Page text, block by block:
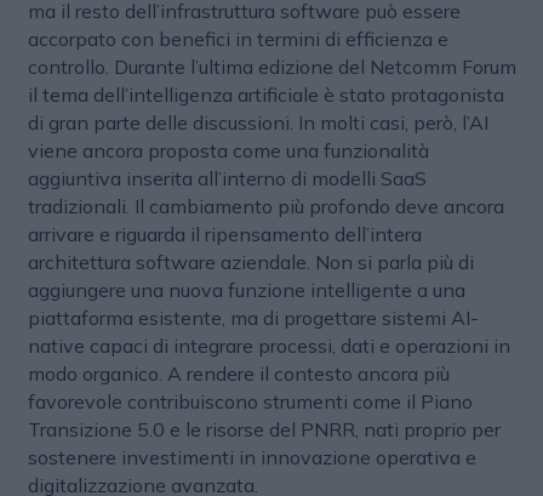
ma il resto dell’infrastruttura software può essere
accorpato con benefici in termini di efficienza e
controllo. Durante l’ultima edizione del Netcomm Forum
il tema dell’intelligenza artificiale è stato protagonista
di gran parte delle discussioni. In molti casi, però, l’AI
viene ancora proposta come una funzionalità
aggiuntiva inserita all’interno di modelli SaaS
tradizionali. Il cambiamento più profondo deve ancora
arrivare e riguarda il ripensamento dell’intera
architettura software aziendale. Non si parla più di
aggiungere una nuova funzione intelligente a una
piattaforma esistente, ma di progettare sistemi AI-
native capaci di integrare processi, dati e operazioni in
modo organico. A rendere il contesto ancora più
favorevole contribuiscono strumenti come il Piano
Transizione 5.0 e le risorse del PNRR, nati proprio per
sostenere investimenti in innovazione operativa e
digitalizzazione avanzata.